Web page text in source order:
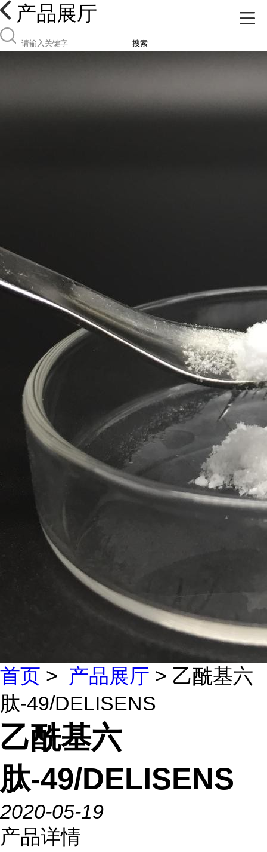
产品展厅
搜索
首页 > 产品展厅 > 乙酰基六
肽-49/DELISENS
乙酰基六
肽-49/DELISENS
2020-05-19
产品详情